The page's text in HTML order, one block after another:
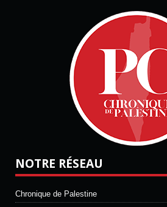
NOTRE RÉSEAU
Chronique de Palestine